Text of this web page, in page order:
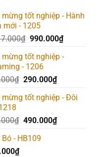
mừng tốt nghiệp - Hành
mới - 1205
₫ Giá
là:
1.017.000₫.
990.000₫Giá
tại
mừng tốt nghiệp -
- 1206
₫ Giá
là:
290.000₫Giá
tại
290.000₫.
mừng tốt nghiệp - Đôi
₫ Giá
là:
490.000₫Giá
Bó - HB109
₫